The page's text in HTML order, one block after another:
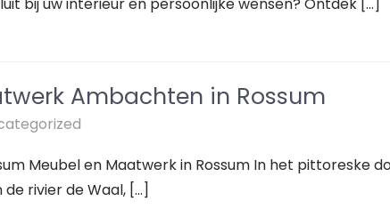
bij uw interieur en persoonlijke wensen? Ontdek […]
Ambachten in Rossum
Meubel en Maatwerk in Rossum In het pittoreske
rivier de Waal, […]